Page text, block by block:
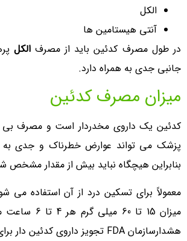
الکل
آنتی هیستامین ها
در طول مصرف کدئین باید از مصرفالکل
جانبی جدی به همراه دارد.
میزان مصرف کدئین
کدئین یک داروی مخدردار است و مصرف بی
پزشک می تواند عوارض خطرناک و جدی به
بنابراین هیچگاه نباید بیش از مقدار
معمولاً برای تسکین درد از آن استفاده می
میزان 15 تا